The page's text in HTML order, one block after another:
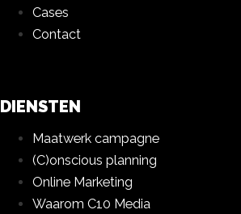
Cases
Contact
DIENSTEN
Maatwerk campagne
(C)onscious planning
Online Marketing
Waarom C10 Media